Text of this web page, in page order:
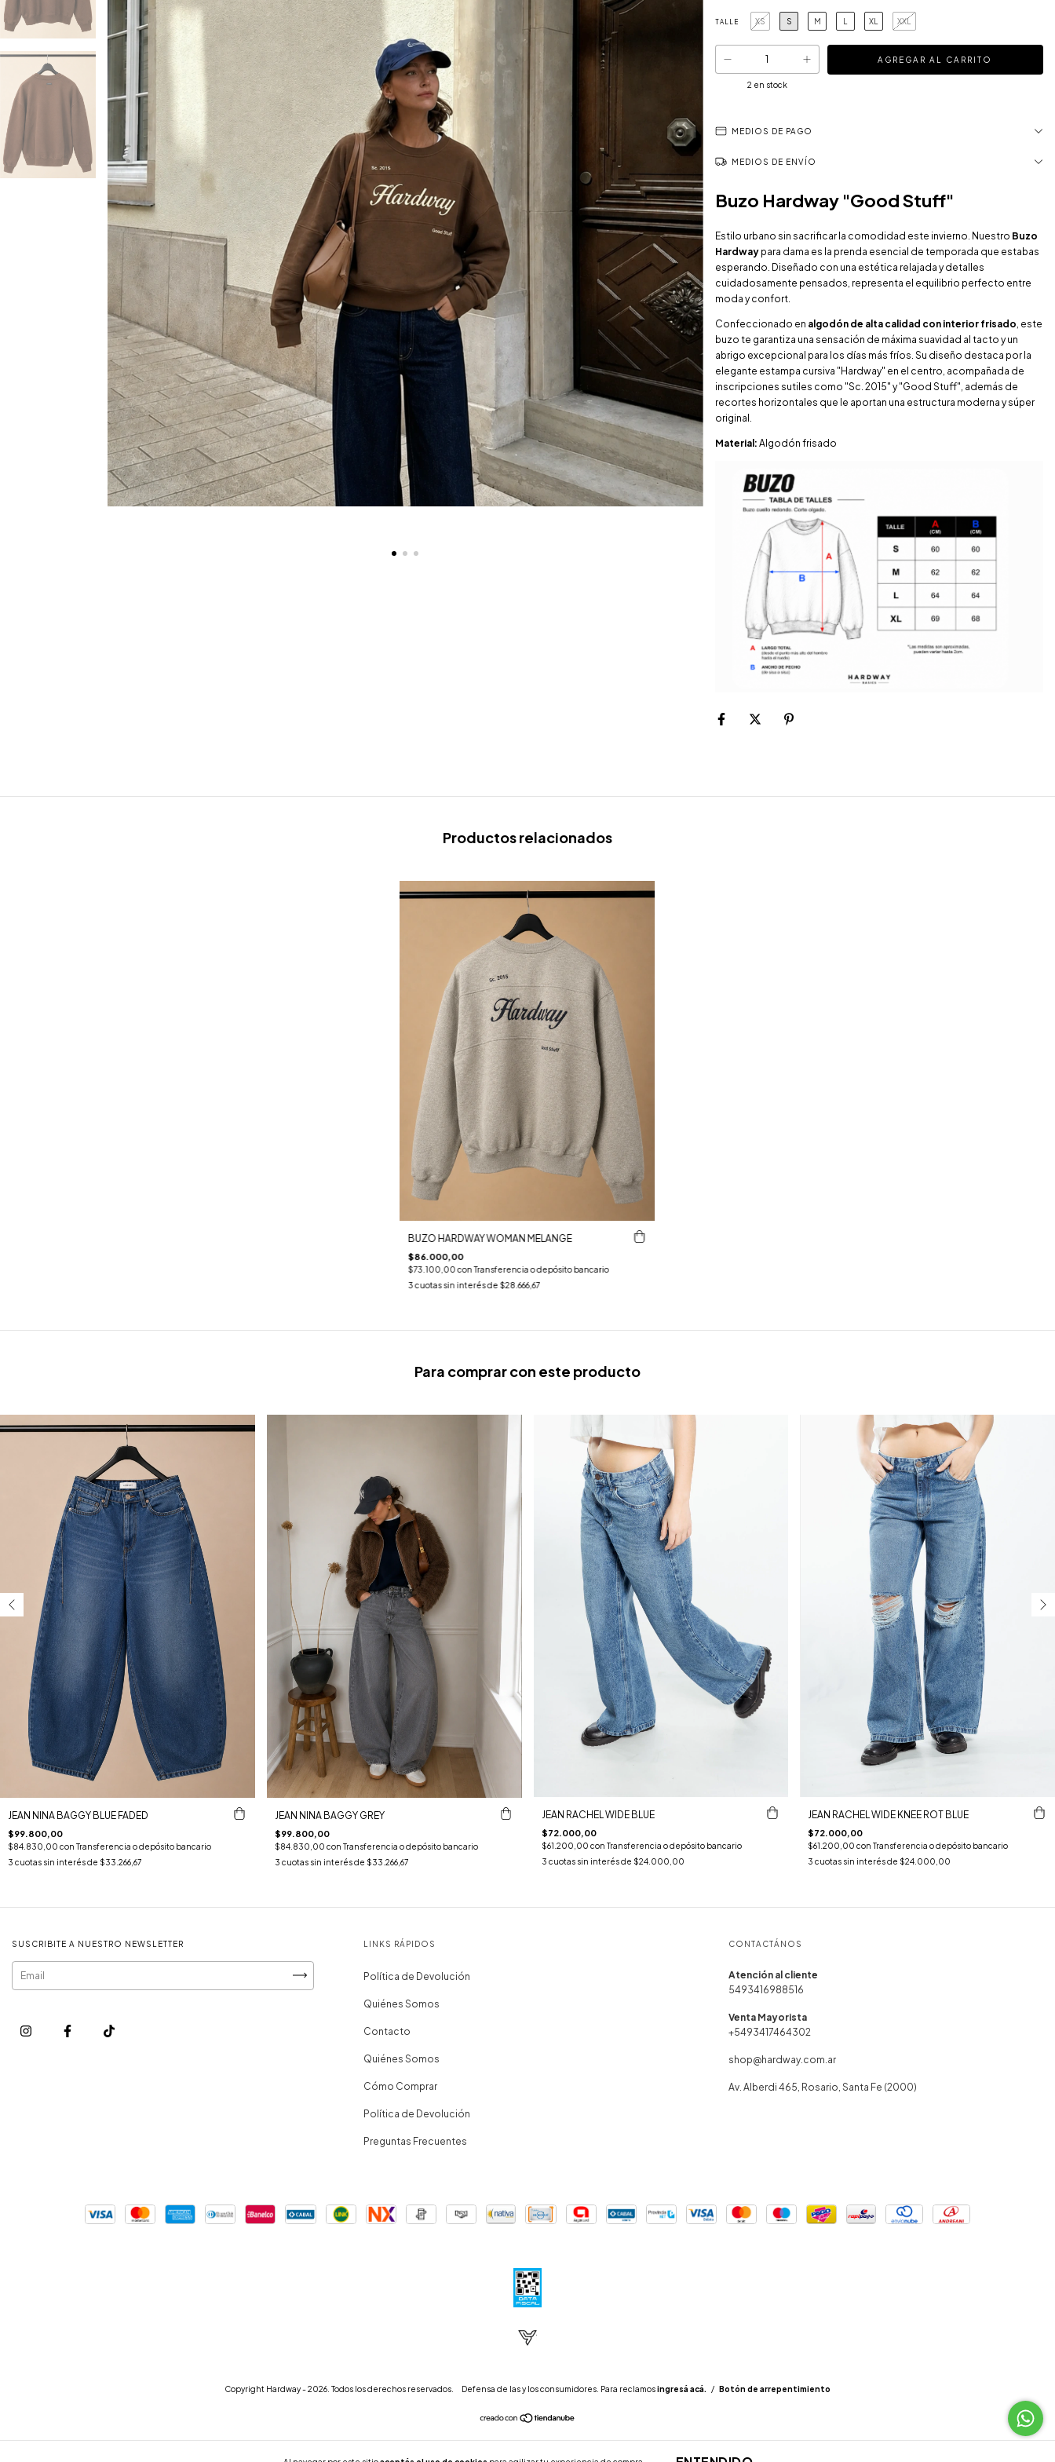
TALLE XS S M L XL XXL
2 en stock
MEDIOS DE PAGO
MEDIOS DE ENVÍO
Buzo Hardway "Good Stuff"
Estilo urbano sin sacrificar la comodidad este invierno. Nuestro Buzo
Hardway para dama es la prenda esencial de temporada que estabas
esperando. Diseñado con una estética relajada y detalles
cuidadosamente pensados, representa el equilibrio perfecto entre
moda y confort.
Confeccionado en algodón de alta calidad con interior frisado, este
buzo te garantiza una sensación de máxima suavidad al tacto y un
abrigo excepcional para los días más fríos. Su diseño destaca por la
elegante estampa cursiva "Hardway" en el centro, acompañada de
inscripciones sutiles como "Sc. 2015" y "Good Stuff", además de
recortes horizontales que le aportan una estructura moderna y súper
original.
Material: Algodón frisado
Productos relacionados
BUZO HARDWAY WOMAN MELANGE
$86.000,00
$73.100,00con Transferencia o depósito bancario
3 cuotas sin interés de $28.666,67
Para comprar con este producto
JEAN NINA BAGGY BLUE FADED
$99.800,00
$84.830,00 con Transferencia o depósito bancario
3 cuotas sin interés de $33.266,67
JEAN NINA BAGGY GREY
$99.800,00
$84.830,00 con Transferencia o depósito bancario
3 cuotas sin interés de $33.266,67
JEAN RACHEL WIDE BLUE
$72.000,00
$61.200,00 con Transferencia o depósito bancario
3 cuotas sin interés de $24.000,00
JEAN RACHEL WIDE KNEE ROT BLUE
$72.000,00
$61.200,00con Transferencia o depósito bancario
3 cuotas sin interés de $24.000,00
SUSCRIBITE A NUESTRO NEWSLETTER LINKS RÁPIDOS
Política de Devolución
Quiénes Somos
Contacto
Quiénes Somos
Cómo Comprar
Política de Devolución
Preguntas Frecuentes
CONTACTÁNOS
5493416988516
+5493417464302
shop@hardway.com.ar
Av. Alberdi 465, Rosario, Santa Fe (2000)
Copyright Hardway - 2026. Todos los derechos reservados. Defensa de las y los consumidores. Para reclamosingresá acá. / Botón de arrepentimiento